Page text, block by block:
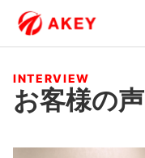
INTERVIEW
お客様の声